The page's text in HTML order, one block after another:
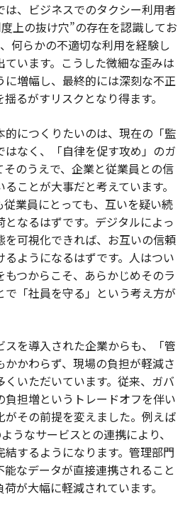
は、ビジネスでのタクシー利用者
上の抜け穴”の存在を認識してお
何らかの不適切な利用を経験し
います。こうした微細な歪みは
に増幅し、最終的には深刻な不正
るがすリスクとなり得ます。
的につくりたいのは、現在の「監
なく、「自律を促す攻め」のガ
のうえで、企業と従業員との信
ことが大事だと考えています。
業員にとっても、互いを疑い続
なるはずです。デジタルによっ
を可視化できれば、お互いの信頼
ようになるはずです。人はつい
つからこそ、あらかじめそのラ
で「社員を守る」という考え方が
スを導入された企業からも、「管
かわらず、現場の負担が軽減さ
いただいています。従来、ガバ
負担増というトレードオフを伴い
がその前提を変えました。例えば
うなサービスとの連携により、
するようになります。管理部門
なデータが直接連携されること
が大幅に軽減されています。